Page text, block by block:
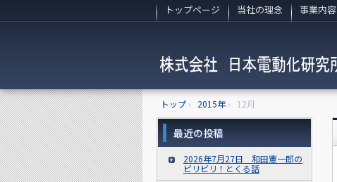
トップページ 当社の理念 事業内容
トップ › 2015年› 12月
最近の投稿
2026年7月27日 和田憲一郎の
ビリビリ！とくる話